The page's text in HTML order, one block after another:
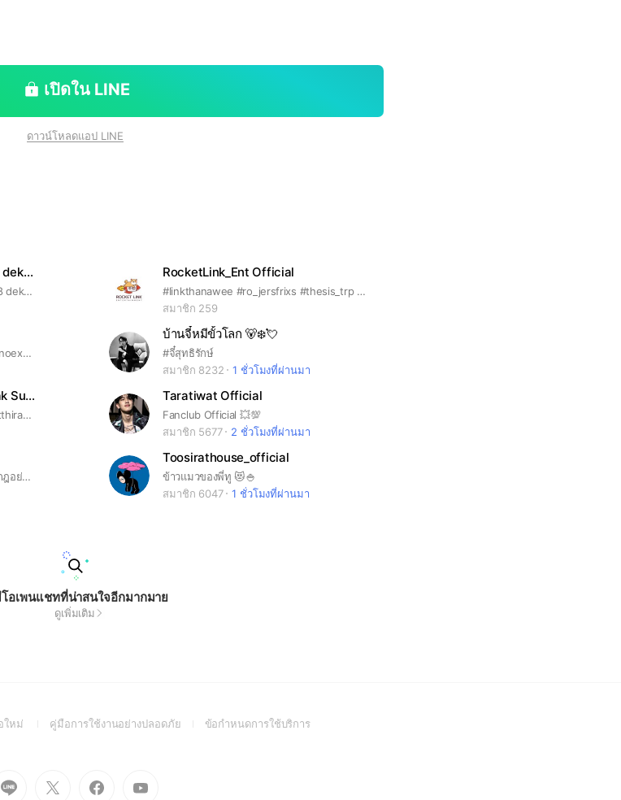
เปิดใน LINE
ดาวน์โหลดแอป LINE
สอบเข้ามหาลัย TCAS70 ทุนค่าย dek70
รวมข่าวสอบเข้าสำหรับ TCAS68 dek8 dek69 รับตรง ทุน ค่าย
RocketLink_Ent Official
#linkthanawee #ro_jersfrixs #thesis_trp #smrakkkk_ #_jjapanese_ #sunnywnrt #jimmyphao #aomsin_tkp #bigboss__woraphon
สมาชิก 259
#จูเนียร์ภาคิน #ด้อมบ๊อกแบ๊ก #junior.noexpstore #_niorniornior #noexpstore #ภาคิน #กาญจนจูฑะ #pakin #kanchanachuda
บ้านจี๋หมีขั้วโลก 🐻‍❄️💘
#จี๋สุทธิรักษ์
สมาชิก 8232
1 ชั่วโมงที่ผ่านมา
💙🐻‍❄️ บ้านหมีขาว Gee Sutthirak Subvijitra Fanclub สุดที่รัก
กลุ่มคนรัก จี๋ สุดที่รัก #จี๋สุทธิรักษ์ #Sutthirak #อนงค์ #myboo #สุทธิรักษ์ทรัพย์วิจิตร #ภาพยนต์ #พี่จี๋ #จี๋4kings #4kings #Geesutthirak #Gee #สุดที่รัก #หมีขั่วโลก
Taratiwat Official
Fanclub Official 💥💯
สมาชิก 5677
2 ชั่วโมงที่ผ่านมา
แก๊งเพื่อนๆวานร เข้ามาแล้วกรุณาอ่านกฎอย่างเคร่งครัด ในกลุ่มนี้มีพี่เบนกรุณาทำตามกฎกันด้วยนะ💞 (#chipmunkben)
Toosirathouse_official
ข้าวแมวของพี่ทู 😻🍚
สมาชิก 6047
1 ชั่วโมงที่ผ่านมา
โอเพนแชทที่น่าสนใจอีกมากมาย
ดูเพิ่มเติม
ใหม่
(Open
window)
คู่มือการใช้งานอย่างปลอดภัย(Openข้อกำหนดการใช้บริการ(Open
Go
to
Go
to
Go
to
to